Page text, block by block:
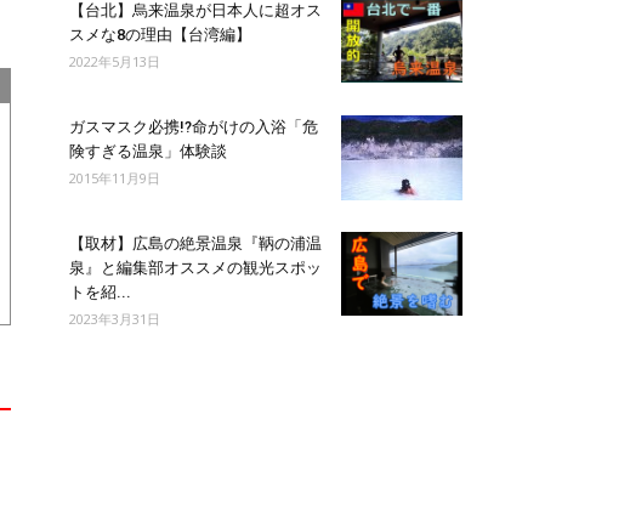
【台北】烏来温泉が日本人に超オス
スメな8の理由【台湾編】
2022年5月13日
ガスマスク必携!?命がけの入浴「危
険すぎる温泉」体験談
2015年11月9日
【取材】広島の絶景温泉『鞆の浦温
泉』と編集部オススメの観光スポッ
トを紹...
2023年3月31日